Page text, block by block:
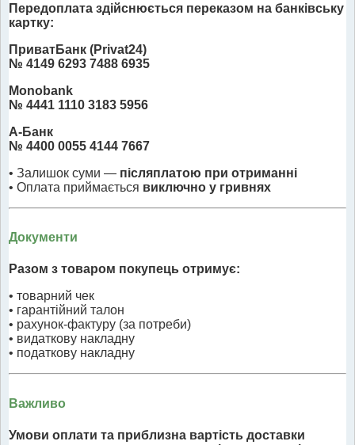
Передоплата здійснюється переказом на банківську
картку:
ПриватБанк (Privat24)
№ 4149 6293 7488 6935
Monobank
№ 4441 1110 3183 5956
А-Банк
№ 4400 0055 4144 7667
• Залишок суми — післяплатою при отриманні
• Оплата приймається виключно у гривнях
Документи
Разом з товаром покупець отримує:
• товарний чек
• гарантійний талон
• рахунок-фактуру (за потреби)
• видаткову накладну
• податкову накладну
Важливо
Умови оплати та приблизна вартість доставки